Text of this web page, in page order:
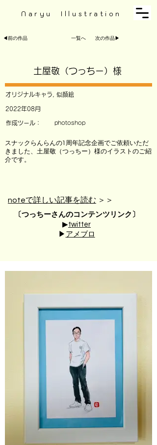
Naryu Illustration
◀︎前の作品 一覧へ 次の作品▶︎
土屋敬（つっちー）様
オリジナルキャラ, 似顔絵
2022年08月
photoshop
作成ツール：
スナックらんらんの1周年記念企画でご依頼いただ
きました、土屋敬（つっちー）様のイラストのご紹
介です。
noteで詳しい記事を読む ＞＞
〔つっちーさんのコンテンツリンク〕
▶︎twitter
▶︎ アメブロ